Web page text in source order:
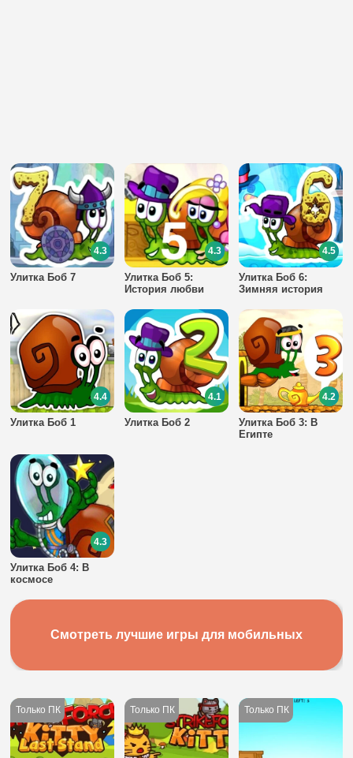
Улитка Боб 7
4.3
Улитка Боб 5:
История любви
4.3
Улитка Боб 6:
Зимняя история
4.5
Улитка Боб 1
4.4
Улитка Боб 2
4.1
Улитка Боб 3: В
Египте
4.2
Улитка Боб 4: В
космосе
4.3
Смотреть лучшие игры для мобильных